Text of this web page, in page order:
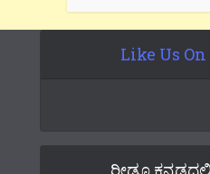
Like Us
ರೀಡೂ